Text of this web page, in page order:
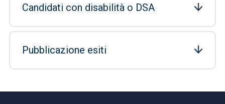
Candidati con disabilità o DSA
Pubblicazione esiti